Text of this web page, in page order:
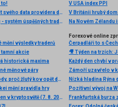
to!
Historická data, kde je získat, jak připojit svého data providera do MultiCharts a proč je budeme potřebovat? (4. díl)
Jak obchodují profíci: Fibonacci trading - systém úspěšných traderů
V USA index PPI
V Británii hrubý
Na Novém Zélandu
výsledky traderů
tamní akcie
historická maxima
měnové páry
Zlato vyráží k novým maximům: Tři důvody, proč žlutý kov opět dominuje
mění pravidla hry
Krypto šeptanda: Co přinesl poslední týden v kryptosvětě (7. 8. 2026)
Forexové online
Nízká hladina
Pozitivní vývoj na
Frankfurtská burza